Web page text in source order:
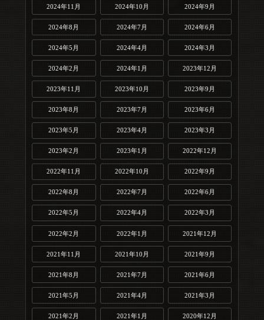
2024年11月 2024年10月 2024年9月
2024年8月 2024年7月 2024年6月
2024年5月 2024年4月 2024年3月
2024年2月 2024年1月 2023年12月
2023年11月 2023年10月 2023年9月
2023年8月 2023年7月 2023年6月
2023年5月 2023年4月 2023年3月
2023年2月 2023年1月 2022年12月
2022年11月 2022年10月 2022年9月
2022年8月 2022年7月 2022年6月
2022年5月 2022年4月 2022年3月
2022年2月 2022年1月 2021年12月
2021年11月 2021年10月 2021年9月
2021年8月 2021年7月 2021年6月
2021年5月 2021年4月 2021年3月
2021年2月 2021年1月 2020年12月